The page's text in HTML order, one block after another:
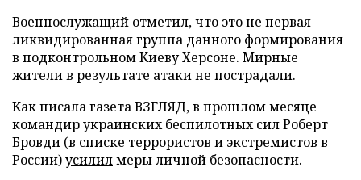
Военнослужащий отметил, что это не первая
ликвидированная группа данного формирования
в подконтрольном Киеву Херсоне. Мирные
жители в результате атаки не пострадали.
Как писала газета ВЗГЛЯД, в прошлом месяце
командир украинских беспилотных сил Роберт
Бровди (в списке террористов и экстремистов в
России)усилилмеры личной безопасности.